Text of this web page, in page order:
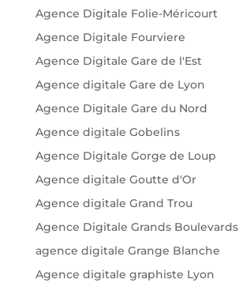
Agence Digitale Folie-Méricourt
Agence Digitale Fourviere
Agence Digitale Gare de l'Est
Agence digitale Gare de Lyon
Agence Digitale Gare du Nord
Agence digitale Gobelins
Agence Digitale Gorge de Loup
Agence digitale Goutte d'Or
Agence digitale Grand Trou
Agence Digitale Grands Boulevards
agence digitale Grange Blanche
Agence digitale graphiste Lyon